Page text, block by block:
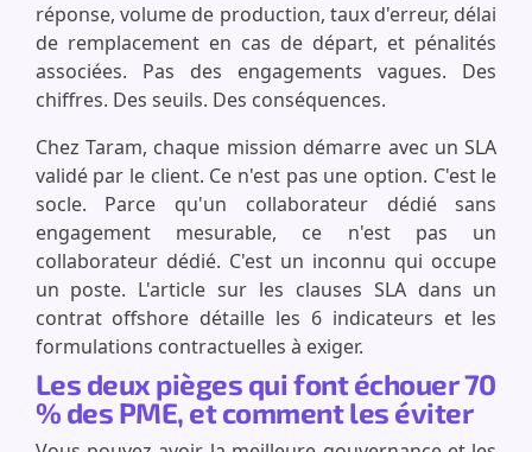
réponse, volume de production, taux d'erreur, délai
de remplacement en cas de départ, et pénalités
associées. Pas des engagements vagues. Des
chiffres. Des seuils. Des conséquences.
Chez Taram, chaque mission démarre avec un SLA
validé par le client. Ce n'est pas une option. C'est le
socle. Parce qu'un collaborateur dédié sans
engagement mesurable, ce n'est pas un
collaborateur dédié. C'est un inconnu qui occupe
un poste. L'article sur les clauses SLA dans un
contrat offshore détaille les 6 indicateurs et les
formulations contractuelles à exiger.
Les deux pièges qui font échouer 70
% des PME, et comment les éviter